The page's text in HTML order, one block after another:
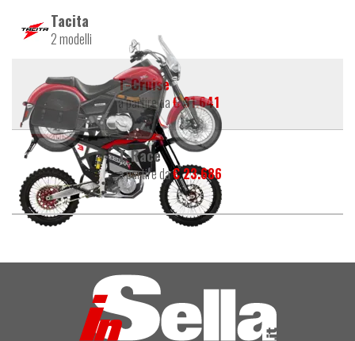
Tacita
2 modelli
T-Cruise
a partire da€ 31.641
T-Race
a partire da€ 23.686